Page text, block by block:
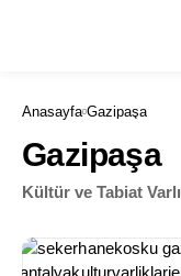
Anasayfa Gazipaşa
Gazipaşa
Kültür ve Tabiat